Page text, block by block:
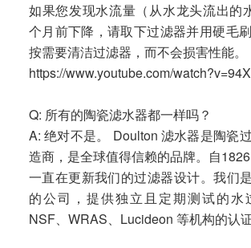
如果您发现水流量（从水龙头流出的
个月前下降，请取下过滤器并用硬毛
按需要清洁过滤器，而不会损害性能。
https://www.youtube.com/
Q: 所有的陶瓷滤水器都一样吗？
A: 绝对不是。 Doulton 滤水器是陶瓷
造商，是全球值得信赖的品牌。自
一直在更新我们的过滤器设计。我们
的公司，提供独立且定期测试的水
NSF、WRAS、Lucideon 等机构的认证